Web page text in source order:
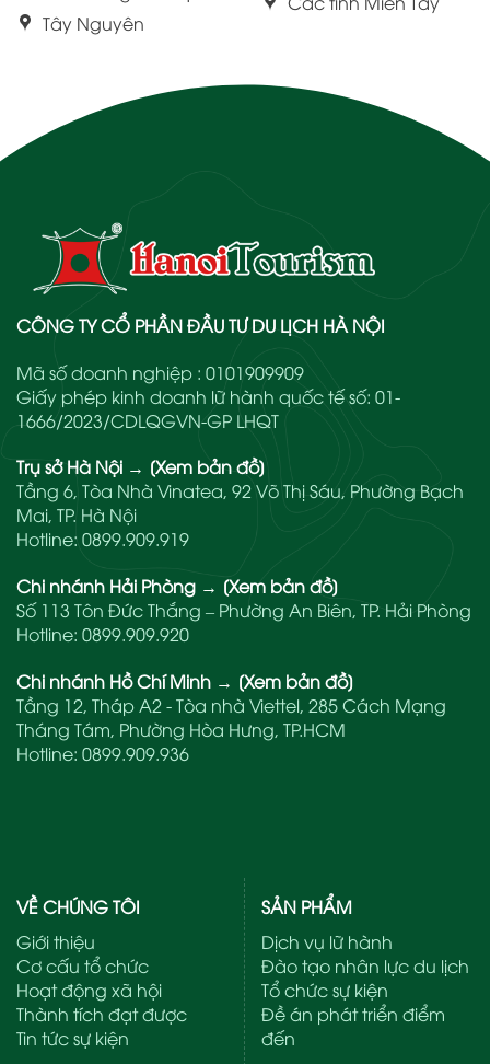
Tây Nguyên
CÔNG TY CỔ PHẦN ĐẦU TƯ DU LỊCH HÀ NỘI
Mã số doanh nghiệp : 0101909909
Giấy phép kinh doanh lữ hành quốc tế số: 01-
1666/2023/CDLQGVN-GP LHQT
Trụ sở Hà Nội → [Xem bản đồ]
Tầng 6, Tòa Nhà Vinatea, 92 Võ Thị Sáu, Phường Bạch
Mai, TP. Hà Nội
Hotline: 0899.909.919
Chi nhánh Hải Phòng → [Xem bản đồ]
Số 113 Tôn Đức Thắng – Phường An Biên, TP. Hải Phòng
Hotline: 0899.909.920
Chi nhánh Hồ Chí Minh → [Xem bản đồ]
Tầng 12, Tháp A2 - Tòa nhà Viettel, 285 Cách Mạng
Tháng Tám, Phường Hòa Hưng, TP.HCM
Hotline: 0899.909.936
VỀ CHÚNG TÔI
Giới thiệu
Cơ cấu tổ chức
Hoạt động xã hội
Thành tích đạt được
Tin tức sự kiện
SẢN PHẨM
Dịch vụ lữ hành
Đào tạo nhân lực du lịch
Tổ chức sự kiện
Đề án phát triển điểm
đến